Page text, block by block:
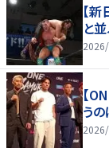
【
と
【
う